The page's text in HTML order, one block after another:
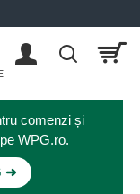
comenzi și
WPG.ro.
➜